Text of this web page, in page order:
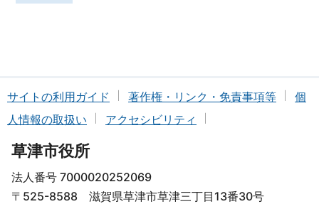
サイトの利用ガイド 著作権・リンク・免責事項等
個
人情報の取扱い
アクセシビリティ
草津市役所
法人番号 7000020252069
〒525-8588 滋賀県草津市草津三丁目13番30号